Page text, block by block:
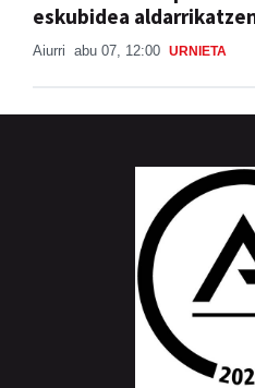
eskubidea
Aiurri abu 07, 12:00 URNIETA